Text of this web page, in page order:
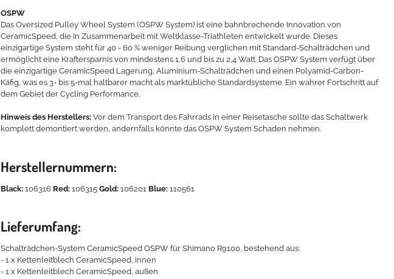
OSPW
Das Oversized Pulley Wheel System (OSPW System) ist eine bahnbrechende Innovation von
CeramicSpeed, die in Zusammenarbeit mit Weltklasse-Triathleten entwickelt wurde. Dieses
einzigartige System steht für 40 - 60 % weniger Reibung verglichen mit Standard-Schalträdchen und
ermöglicht eine Kraftersparnis von mindestens 1,6 und bis zu 2,4 Watt. Das OSPW System verfügt über
die einzigartige CeramicSpeed Lagerung, Aluminium-Schalträdchen und einen Polyamid-Carbon-
Käfig, was es 3- bis 5-mal haltbarer macht als marktübliche Standardsysteme. Ein wahrer Fortschritt auf
dem Gebiet der Cycling Performance.
Hinweis des Herstellers: Vor dem Transport des Fahrrads in einer Reisetasche sollte das Schaltwerk
komplett demontiert werden, andernfalls könnte das OSPW System Schaden nehmen.
Herstellernummern:
Black: 106316 Red: 106315 Gold: 106201 Blue: 110561
Lieferumfang:
Schalträdchen-System CeramicSpeed OSPW für Shimano R9100, bestehend aus:
- 1 x Kettenleitblech CeramicSpeed, innen
- 1 x Kettenleitblech CeramicSpeed, außen